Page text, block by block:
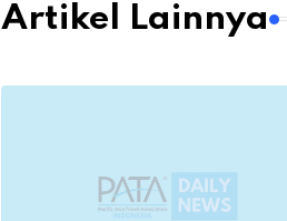
Artikel Lainnya